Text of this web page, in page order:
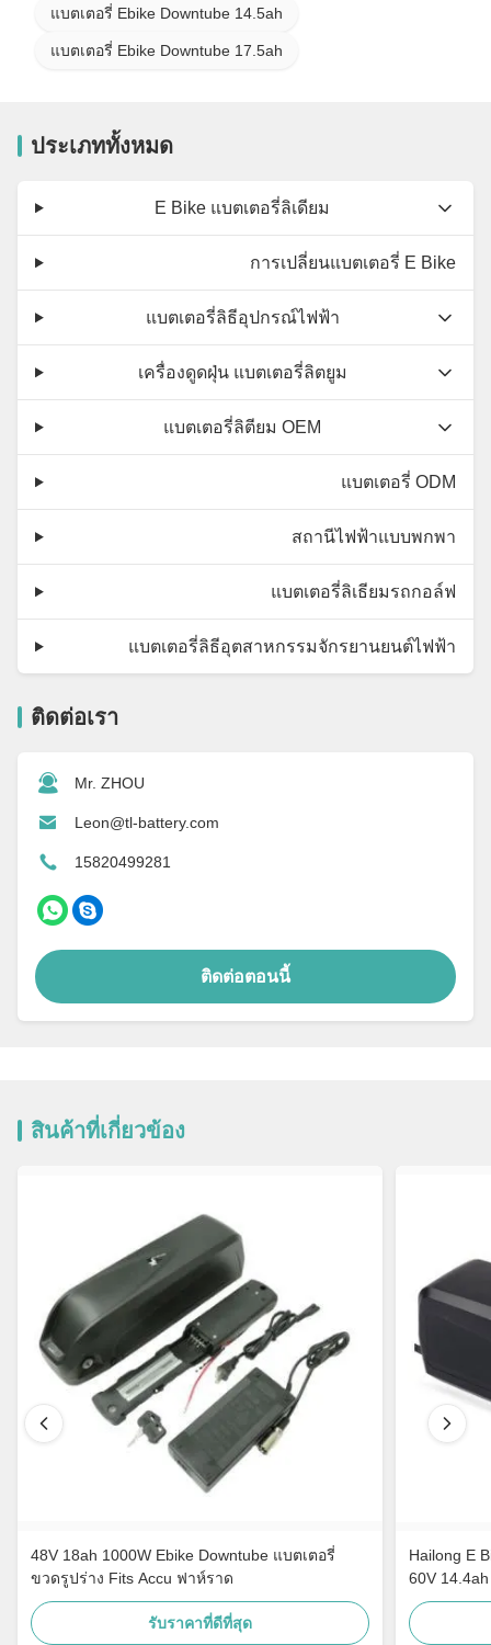
แบตเตอรี่ Ebike Downtube 14.5ah
แบตเตอรี่ Ebike Downtube 17.5ah
ประเภททั้งหมด
E Bike แบตเตอรี่ลิเดียม
การเปลี่ยนแบตเตอรี่ E Bike
แบตเตอรี่ลิธีอุปกรณ์ไฟฟ้า
เครื่องดูดฝุ่น แบตเตอรี่ลิตยูม
แบตเตอรี่ลิตียม OEM
แบตเตอรี่ ODM
สถานีไฟฟ้าแบบพกพา
แบตเตอรี่ลิเธียมรถกอล์ฟ
แบตเตอรี่ลิธีอุตสาหกรรมจักรยานยนต์ไฟฟ้า
ติดต่อเรา
Mr. ZHOU
Leon@tl-battery.com
15820499281
ติดต่อตอนนี้
สินค้าที่เกี่ยวข้อง
48V 18ah 1000W Ebike Downtube แบตเตอรี่
ขวดรูปร่าง Fits Accu ฟาห์ราด
รับราคาที่ดีที่สุด
Hailong E
60V